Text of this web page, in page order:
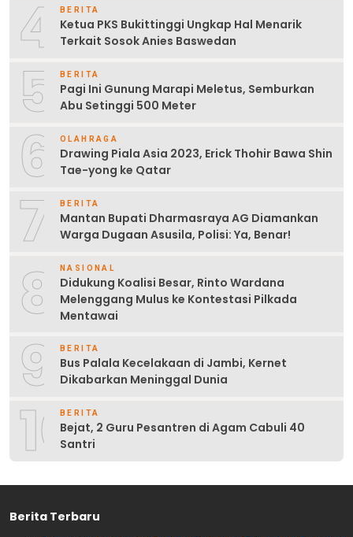
4 BERITA
Ketua PKS Bukittinggi Ungkap Hal Menarik
Terkait Sosok Anies Baswedan
5 BERITA
Pagi Ini Gunung Marapi Meletus, Semburkan
Abu Setinggi 500 Meter
6 OLAHRAGA
Drawing Piala Asia 2023, Erick Thohir Bawa Shin
Tae-yong ke Qatar
7 BERITA
Mantan Bupati Dharmasraya AG Diamankan
Warga Dugaan Asusila, Polisi: Ya, Benar!
8 NASIONAL
Didukung Koalisi Besar, Rinto Wardana
Melenggang Mulus ke Kontestasi Pilkada
Mentawai
9 BERITA
Bus Palala Kecelakaan di Jambi, Kernet
Dikabarkan Meninggal Dunia
10BERITA
Bejat, 2 Guru Pesantren di Agam Cabuli 40
Santri
Berita Terbaru